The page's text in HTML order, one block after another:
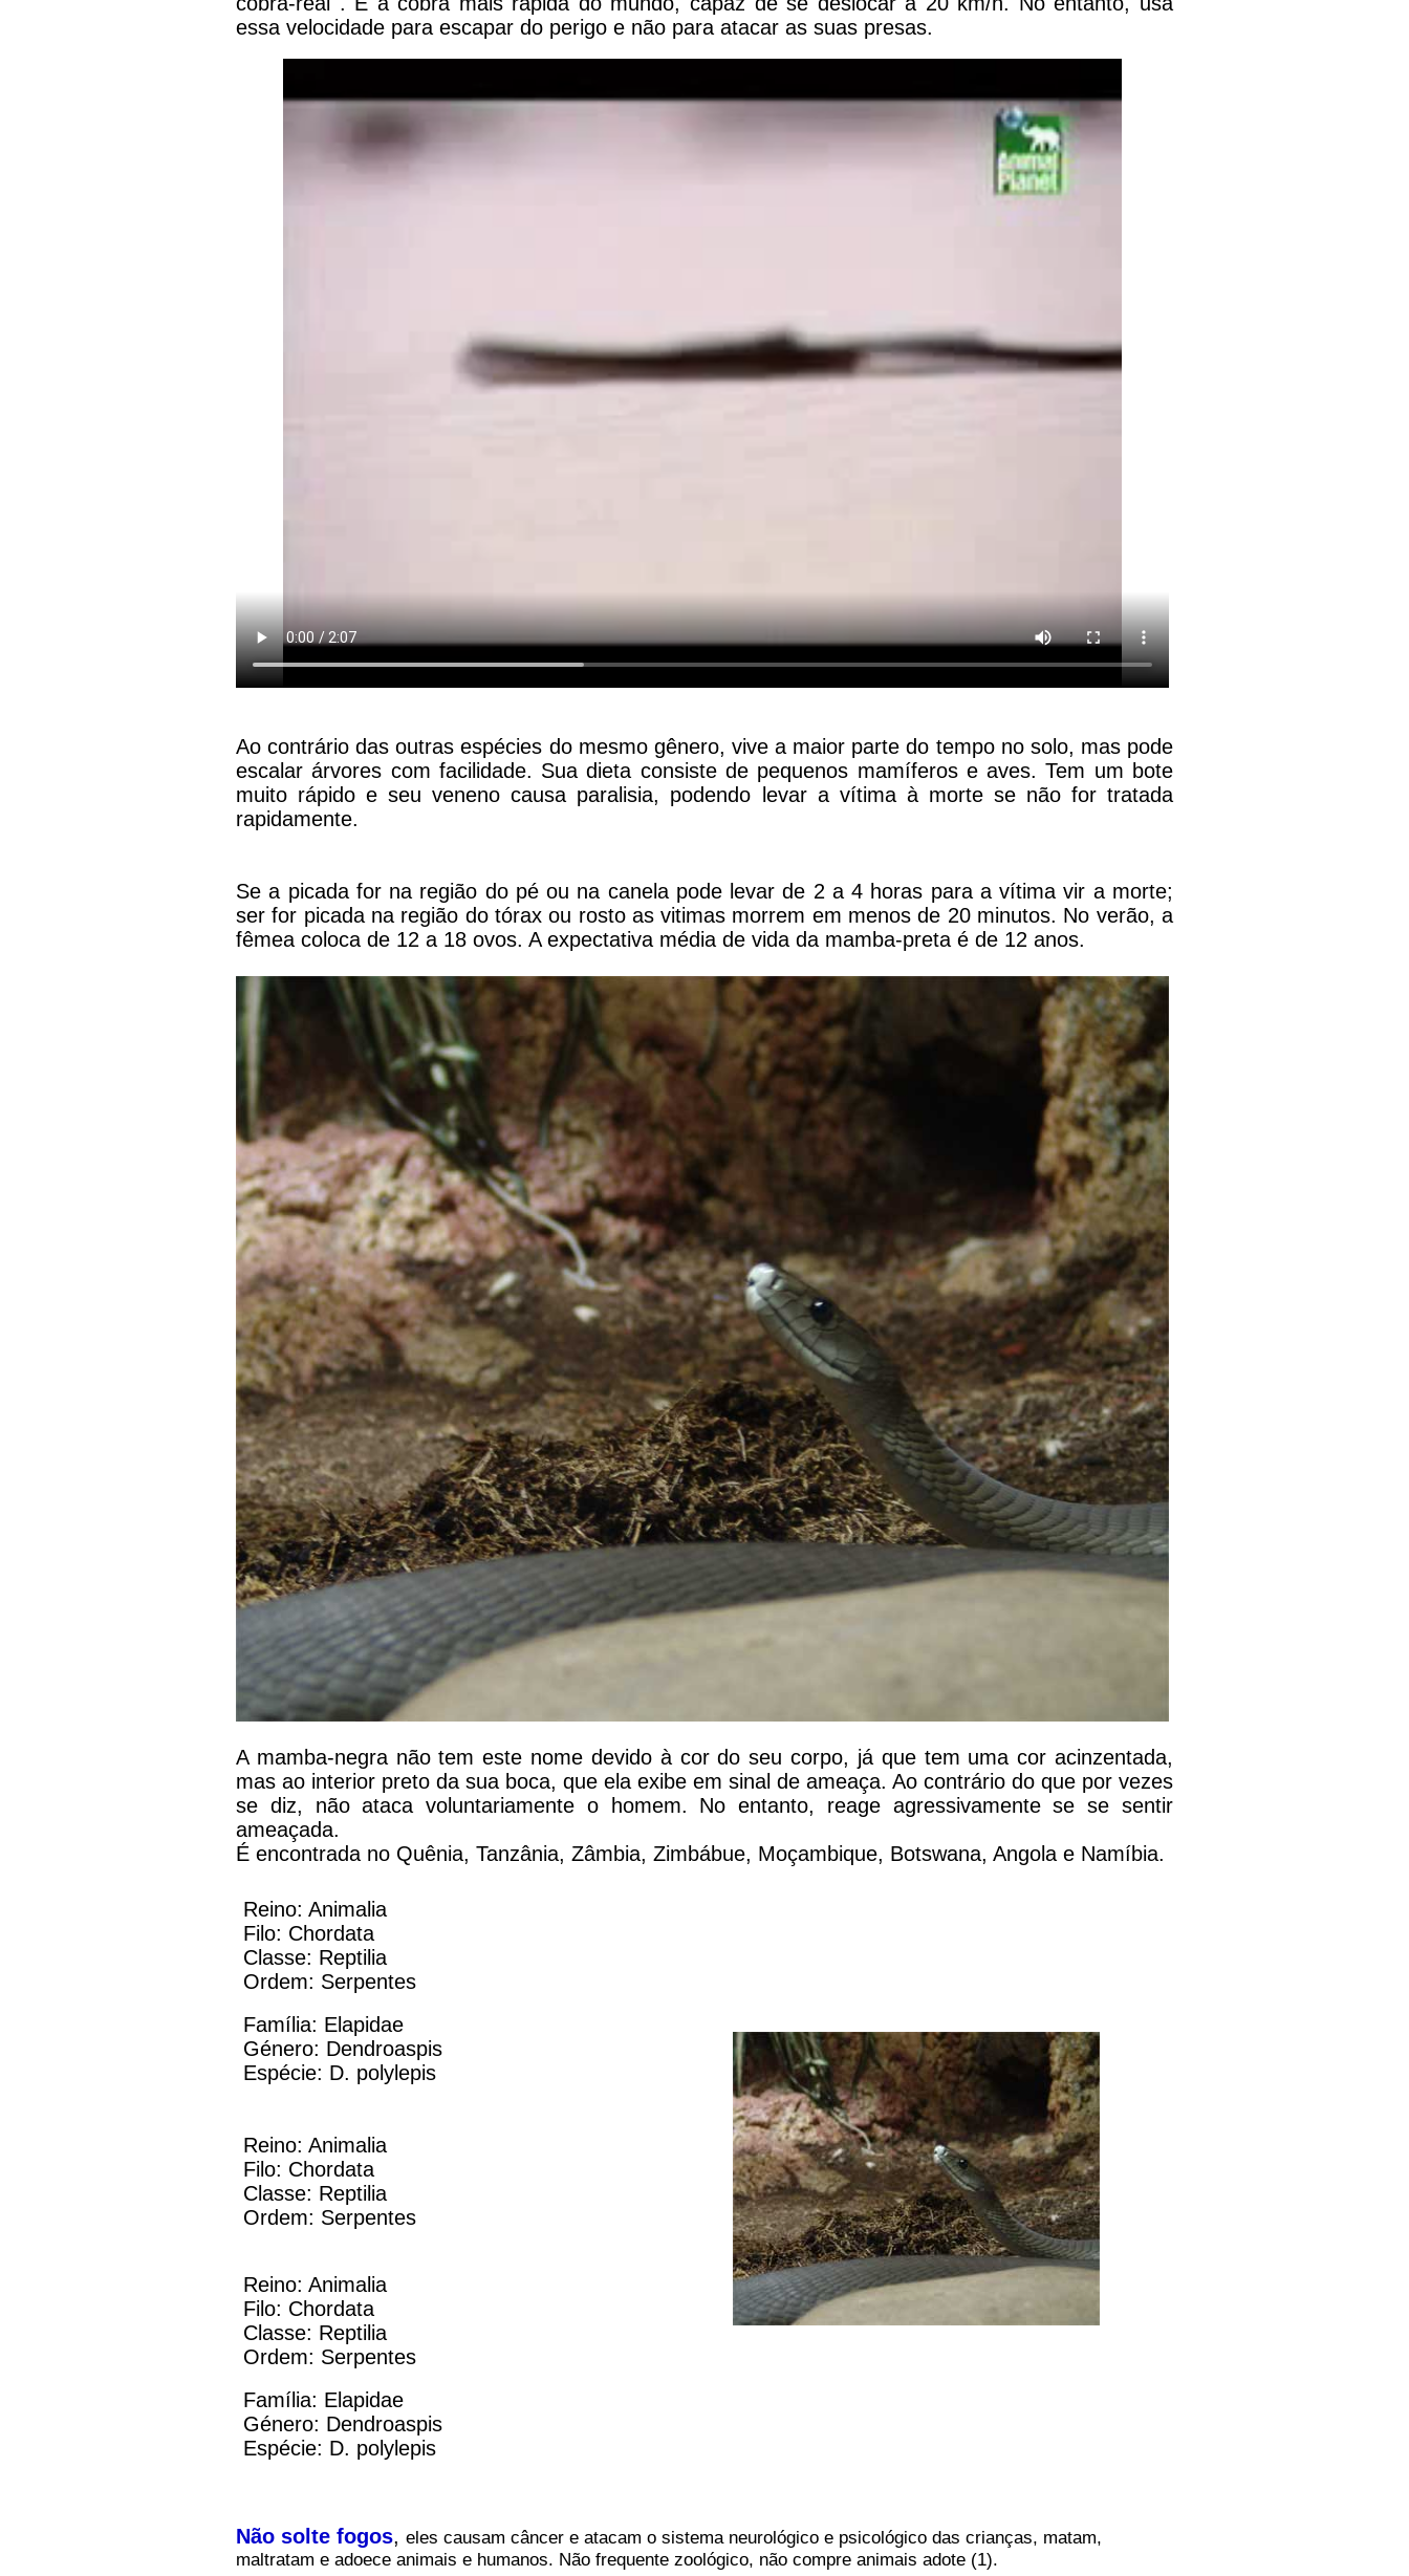
essa velocidade para escapar do perigo e não para atacar as suas presas.
Ao contrário das outras espécies do mesmo gênero, vive a maior parte do tempo no solo, mas pode
escalar árvores com facilidade. Sua dieta consiste de pequenos mamíferos e aves. Tem um bote
muito rápido e seu veneno causa paralisia, podendo levar a vítima à morte se não for tratada
rapidamente.
Se a picada for na região do pé ou na canela pode levar de 2 a 4 horas para a vítima vir a morte;
ser for picada na região do tórax ou rosto as vitimas morrem em menos de 20 minutos. No verão, a
fêmea coloca de 12 a 18 ovos. A expectativa média de vida da mamba-preta é de 12 anos.
A mamba-negra não tem este nome devido à cor do seu corpo, já que tem uma cor acinzentada,
mas ao interior preto da sua boca, que ela exibe em sinal de ameaça. Ao contrário do que por vezes
se diz, não ataca voluntariamente o homem. No entanto, reage agressivamente se se sentir
ameaçada.
É encontrada no Quênia, Tanzânia, Zâmbia, Zimbábue, Moçambique, Botswana, Angola e Namíbia.
Reino: Animalia
Filo: Chordata
Classe: Reptilia
Ordem: Serpentes
Família: Elapidae
Género: Dendroaspis
Espécie: D. polylepis
Reino: Animalia
Filo: Chordata
Classe: Reptilia
Ordem: Serpentes
Reino: Animalia
Filo: Chordata
Classe: Reptilia
Ordem: Serpentes
Família: Elapidae
Género: Dendroaspis
Espécie: D. polylepis
Não solte fogos, eles causam câncer e atacam o sistema neurológico e psicológico das crianças, matam,
maltratam e adoece animais e humanos. Não frequente zoológico, não compre animais adote (1).